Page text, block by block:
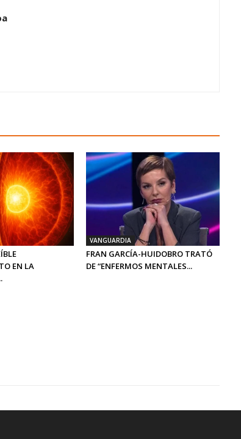
EN LA
VANGUARDIA
FRAN GARCÍA-HUIDOBRO TRATÓ
DE “ENFERMOS MENTALES...